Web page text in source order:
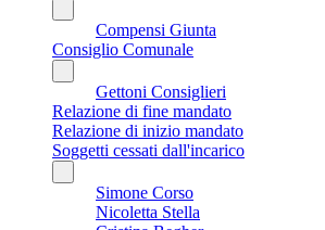
Compensi Giunta
Consiglio Comunale
Gettoni Consiglieri
Relazione di fine mandato
Relazione di inizio mandato
Soggetti cessati dall'incarico
Simone Corso
Nicoletta Stella